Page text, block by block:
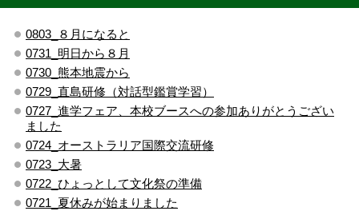
0803_８月になると
0731_明日から８月
0730_熊本地震から
0729_直島研修（対話型鑑賞学習）
0727_進学フェア、本校ブースへの参加ありがとうござい
ました
0724_オーストラリア国際交流研修
0723_大暑
0722_ひょっとして文化祭の準備
0721_夏休みが始まりました